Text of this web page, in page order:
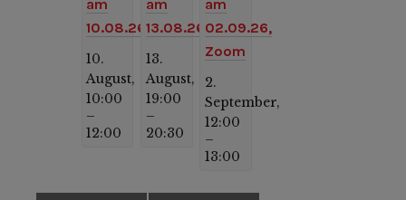
am
10.08.26
10.
August,
10:00
–
12:00
am
13.08.26
13.
August,
19:00
–
20:30
am
02.09.26,
Zoom
2.
September,
12:00
–
13:00